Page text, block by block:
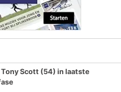
Tony Scott (54) in laatste